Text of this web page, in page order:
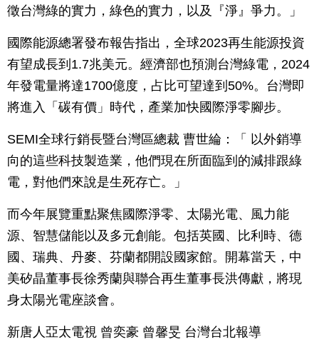
徵台灣綠的實力，綠色的實力，以及『淨』爭力。」
國際能源總署發布報告指出，全球2023再生能源投資
有望成長到1.7兆美元。經濟部也預測台灣綠電，2024
年發電量將達1700億度，占比可望達到50%。台灣即
將進入「碳有價」時代，產業加快國際淨零腳步。
SEMI全球行銷長暨台灣區總裁 曹世綸：「 以外銷導
向的這些科技製造業，他們現在所面臨到的減排跟綠
電，對他們來說是生死存亡。」
而今年展覽重點聚焦國際淨零、太陽光電、風力能
源、智慧儲能以及多元創能。包括英國、比利時、德
國、瑞典、丹麥、芬蘭都開設國家館。開幕當天，中
美矽晶董事長徐秀蘭與聯合再生董事長洪傳獻，將現
身太陽光電座談會。
新唐人亞太電視 曾奕豪 曾馨旻 台灣台北報導